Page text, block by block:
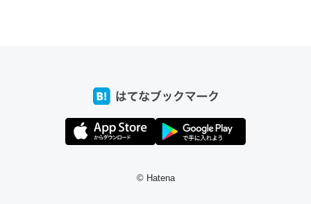
これ作ろう。/早速夕食に作った！本当にスナップえんどう
で、気になる場合はにんにくだけ加熱してから加えたりガ
© Hatena